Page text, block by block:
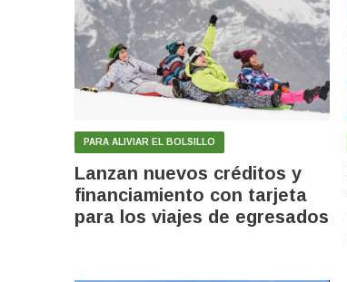
PARA ALIVIAR EL BOLSILLO
Lanzan nuevos créditos y
financiamiento con tarjeta
para los viajes de egresados